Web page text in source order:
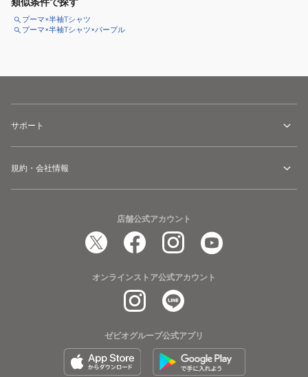
プーマ×半袖Tシャツ
プーマ×半袖Tシャツ×パープル
サポート
規約・会社情報
店舗公式アカウント
オンラインストア公式アカウント
ゼビオグループ公式アプリ